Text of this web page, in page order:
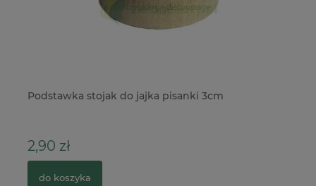
Podstawka stojak do jajka pisanki 3cm
2,90 zł
do koszyka